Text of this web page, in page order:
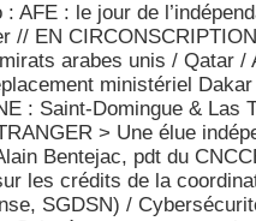
AFE : le jour de
// EN
arabes unis / Qatar /
ministériel
: Saint-Domingue & Las
> Une élue
Bentejac, pdt du
les crédits de la
SGDSN) /